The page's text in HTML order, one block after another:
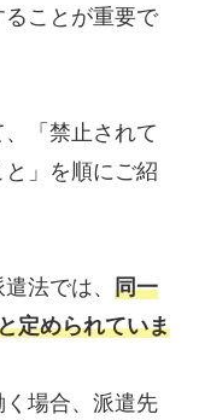
ことが重要で
「禁止されて
」を順にご紹
法では、 同一
定められていま
場合、派遣先